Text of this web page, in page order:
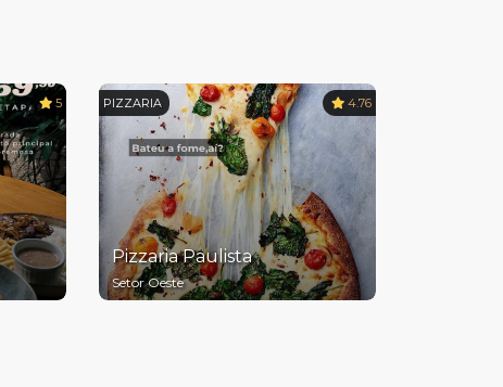
5 PIZZARIA 4.76
Pizzaria Paulista
Setor Oeste